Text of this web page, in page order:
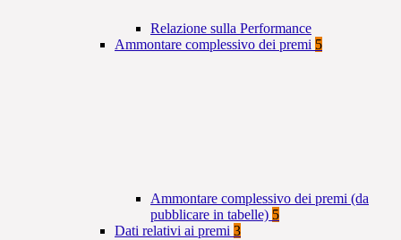
Relazione sulla Performance
Ammontare complessivo dei premi 5
Ammontare complessivo dei premi (da
pubblicare in tabelle) 5
Dati relativi ai premi 3